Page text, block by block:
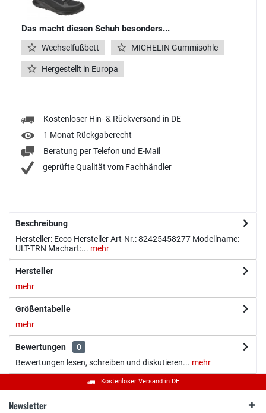
Das macht diesen Schuh besonders...
Wechselfußbett MICHELIN Gummisohle
Hergestellt in Europa
Kostenloser Hin- & Rückversand in DE
1 Monat Rückgaberecht
Beratung per Telefon und E-Mail
geprüfte Qualität vom Fachhändler
Beschreibung
Hersteller: Ecco Hersteller Art-Nr.: 82425458277 Modellname:
ULT-TRN Machart:... mehr
Hersteller
mehr
Größentabelle
mehr
Bewertungen
0
Bewertungen lesen, schreiben und diskutieren... mehr
Kostenloser Versand in DE
Newsletter